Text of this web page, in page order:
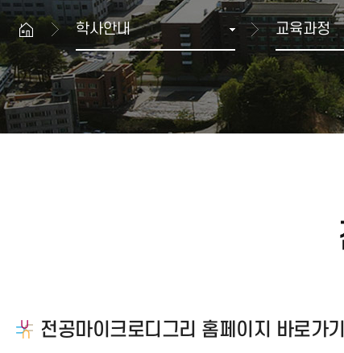
자연과학대학
생명과학대학
공과대학
예술체육대학
치과대학
해람문화관 이용
GWNU 뉴스
산학협력 뉴스
GWNU 카드뉴스
행사정보
학사안내 교육과정
전공마이크로디그리 홈페이지 바로가기